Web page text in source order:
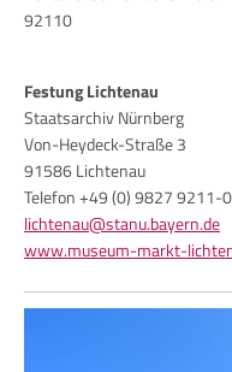
92110
Festung Lichtenau
Staatsarchiv Nürnberg
Von-Heydeck-Straße 3
91586 Lichtenau
Telefon +49 (0) 9827 9211-0
lichtenau@stanu.bayern.de
www.museum-markt-